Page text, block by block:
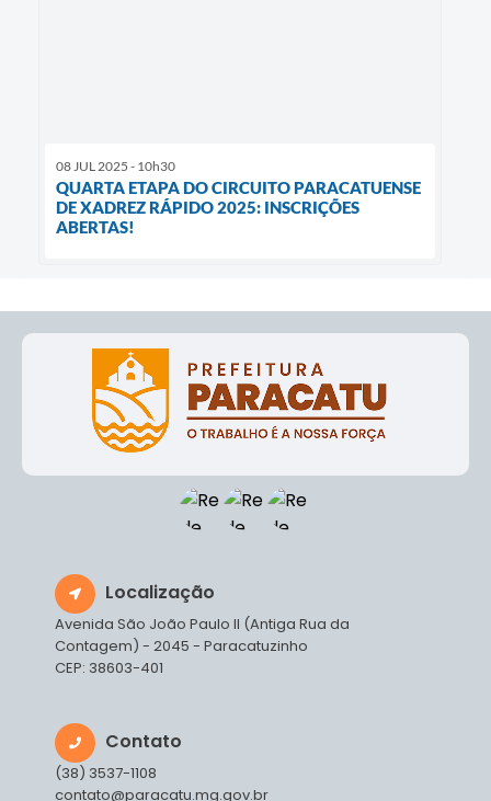
08 JUL 2025 - 10h30
QUARTA ETAPA DO CIRCUITO PARACATUENSE
DE XADREZ RÁPIDO 2025: INSCRIÇÕES
ABERTAS!
Localização
Avenida São João Paulo II (Antiga Rua da
Contagem) - 2045 - Paracatuzinho
CEP: 38603-401
Contato
(38) 3537-1108
contato@paracatu.mg.gov.br